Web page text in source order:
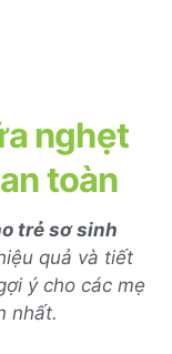
nghẹt
toàn
trẻ sơ sinh
quả và tiết
ý cho các mẹ
nhất.